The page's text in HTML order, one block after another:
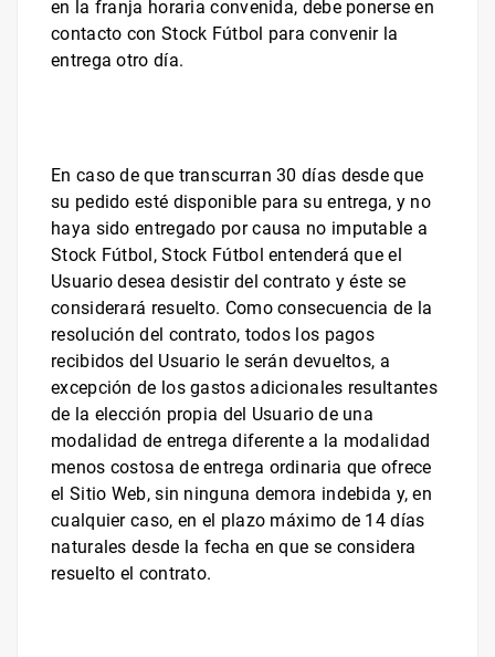
en la franja horaria convenida, debe ponerse en
contacto con Stock Fútbol para convenir la
entrega otro día.
En caso de que transcurran 30 días desde que
su pedido esté disponible para su entrega, y no
haya sido entregado por causa no imputable a
Stock Fútbol,Stock Fútbol entenderá que el
Usuario desea desistir del contrato y éste se
considerará resuelto. Como consecuencia de la
resolución del contrato, todos los pagos
recibidos del Usuario le serán devueltos, a
excepción de los gastos adicionales resultantes
de la elección propia del Usuario de una
modalidad de entrega diferente a la modalidad
menos costosa de entrega ordinaria que ofrece
el Sitio Web, sin ninguna demora indebida y, en
cualquier caso, en el plazo máximo de 14 días
naturales desde la fecha en que se considera
resuelto el contrato.